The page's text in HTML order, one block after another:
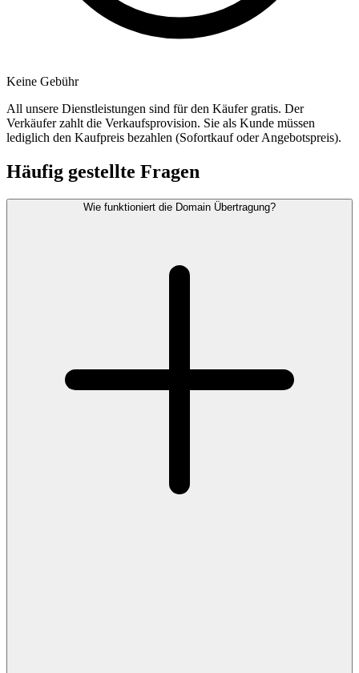
Keine Gebühr
All unsere Dienstleistungen sind für den Käufer gratis. Der
Verkäufer zahlt die Verkaufsprovision. Sie als Kunde müssen
lediglich den Kaufpreis bezahlen (Sofortkauf oder Angebotspreis).
Häufig gestellte Fragen
Wie funktioniert die Domain Übertragung?